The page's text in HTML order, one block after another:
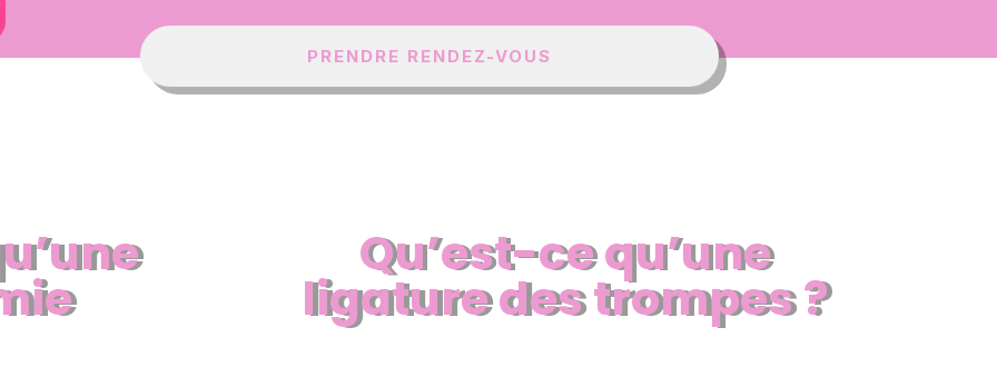
PRENDRE RENDEZ-VOUS
Qu’est-ce qu’une
ligature des trompes ?